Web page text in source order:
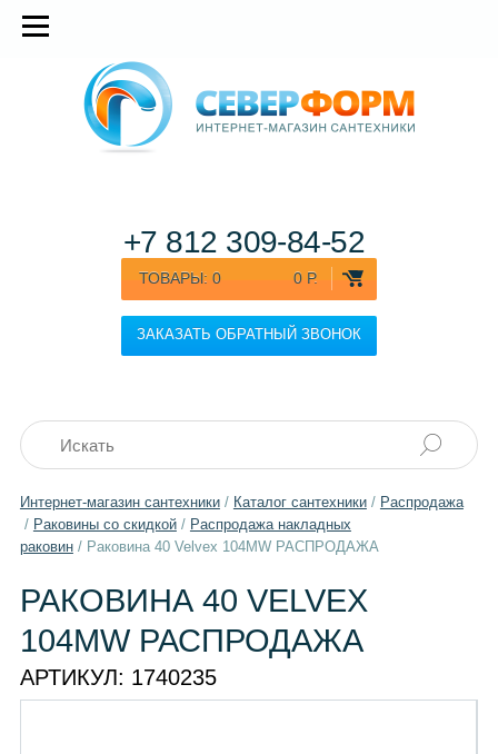
ТОВАРЫ: 0 0 Р.
ЗАКАЗАТЬ ОБРАТНЫЙ ЗВОНОК
+7 812 309-84-52
Интернет-магазин сантехники/ Каталог сантехники/ Распродажа
/ Раковины со скидкой/ Распродажа накладных
раковин/ Раковина 40 Velvex 104MW РАСПРОДАЖА
РАКОВИНА 40 VELVEX
104MW РАСПРОДАЖА
АРТИКУЛ: 1740235